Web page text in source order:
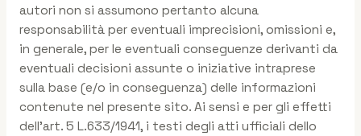
autori non si assumono pertanto alcuna
responsabilità per eventuali imprecisioni, omissioni e,
in generale, per le eventuali conseguenze derivanti da
eventuali decisioni assunte o iniziative intraprese
sulla base (e/o in conseguenza) delle informazioni
contenute nel presente sito. Ai sensi e per gli effetti
dell’art. 5 L.633/1941, i testi degli atti ufficiali dello